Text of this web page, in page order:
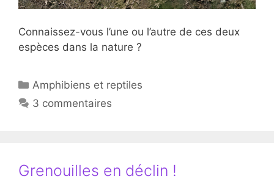
Connaissez-vous l’une ou l’autre de ces deux
espèces dans la nature ?
Catégories
Amphibiens et reptiles
3 commentaires
Grenouilles en déclin !